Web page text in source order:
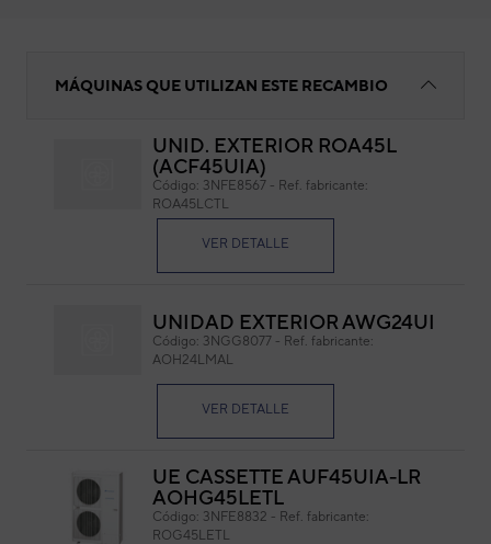
MEDIDAS: 24X22 MM
MÁQUINAS QUE UTILIZAN ESTE RECAMBIO
UNID. EXTERIOR ROA45L
(ACF45UIA)
Código: 3NFE8567 - Ref. fabricante:
ROA45LCTL
VER DETALLE
UNIDAD EXTERIOR AWG24UI
Código: 3NGG8077 - Ref. fabricante:
AOH24LMAL
VER DETALLE
UE CASSETTE AUF45UIA-LR
AOHG45LETL
Código: 3NFE8832 - Ref. fabricante:
ROG45LETL